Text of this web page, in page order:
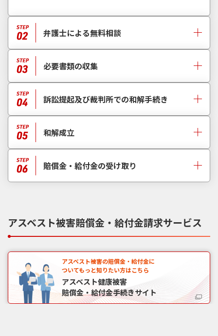
弁護士による無料相談
必要書類の収集
訴訟提起及び裁判所での和解手続き
和解成立
賠償金・給付金の受け取り
アスベスト被害賠償金・給付金請求サービス
アスベスト被害の賠償金・給付金に
ついてもっと知りたい方はこちら
アスベスト健康被害
賠償金・給付金手続きサイト